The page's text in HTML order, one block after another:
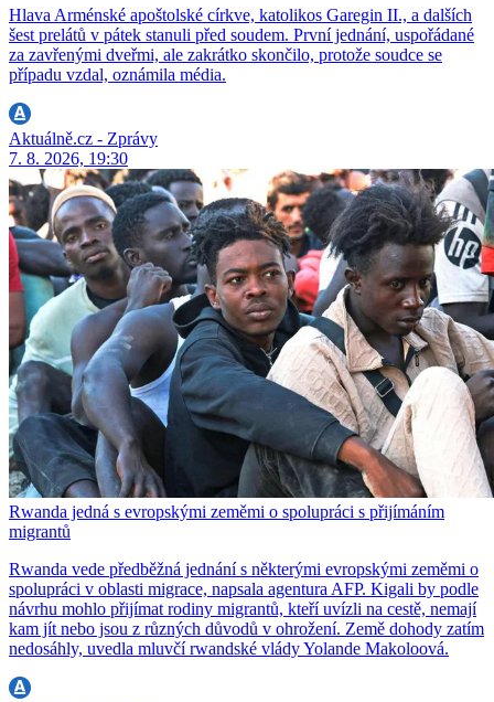
Hlava Arménské apoštolské církve, katolikos Garegin II., a dalších
šest prelátů v pátek stanuli před soudem. První jednání, uspořádané
za zavřenými dveřmi, ale zakrátko skončilo, protože soudce se
případu vzdal, oznámila média.
Aktuálně.cz - Zprávy
7. 8. 2026, 19:30
Rwanda jedná s evropskými zeměmi o spolupráci s přijímáním
migrantů
Rwanda vede předběžná jednání s některými evropskými zeměmi o
spolupráci v oblasti migrace, napsala agentura AFP. Kigali by podle
návrhu mohlo přijímat rodiny migrantů, kteří uvízli na cestě, nemají
kam jít nebo jsou z různých důvodů v ohrožení. Země dohody zatím
nedosáhly, uvedla mluvčí rwandské vlády Yolande Makoloová.